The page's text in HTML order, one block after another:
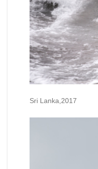
Sri Lanka,2017